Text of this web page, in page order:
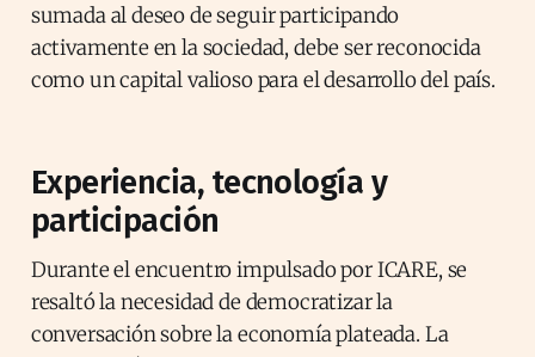
sumada al deseo de seguir participando
activamente en la sociedad, debe ser reconocida
como un capital valioso para el desarrollo del país.
Experiencia, tecnología y
participación
Durante el encuentro impulsado por ICARE, se
resaltó la necesidad de democratizar la
conversación sobre la economía plateada. La